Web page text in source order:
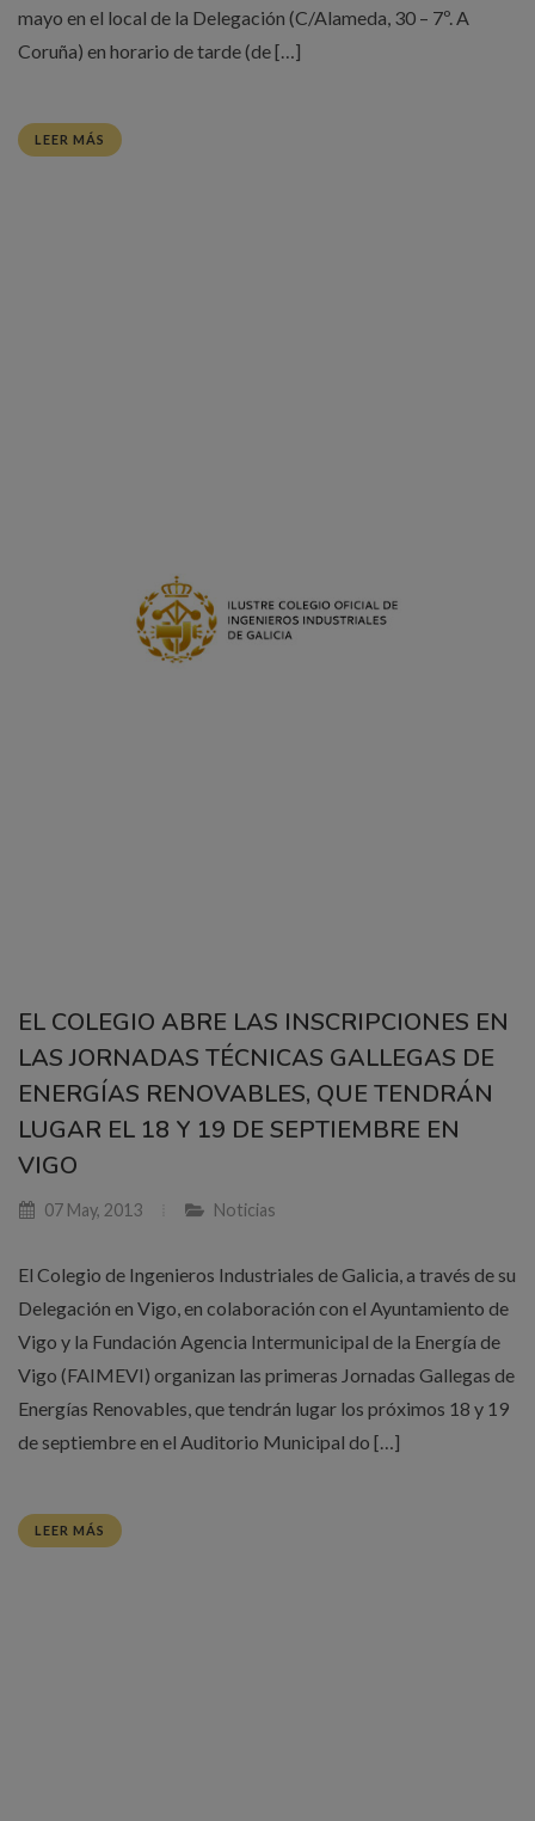
mayo en el local de la Delegación (C/Alameda, 30 – 7º. A
Coruña) en horario de tarde (de […]
LEER MÁS
EL COLEGIO ABRE LAS INSCRIPCIONES EN
LAS JORNADAS TÉCNICAS GALLEGAS DE
ENERGÍAS RENOVABLES, QUE TENDRÁN
LUGAR EL 18 Y 19 DE SEPTIEMBRE EN
VIGO
07 May, 2013 Noticias
El Colegio de Ingenieros Industriales de Galicia, a través de su
Delegación en Vigo, en colaboración con el Ayuntamiento de
Vigo y la Fundación Agencia Intermunicipal de la Energía de
Vigo (FAIMEVI) organizan las primeras Jornadas Gallegas de
Energías Renovables, que tendrán lugar los próximos 18 y 19
de septiembre en el Auditorio Municipal do […]
LEER MÁS